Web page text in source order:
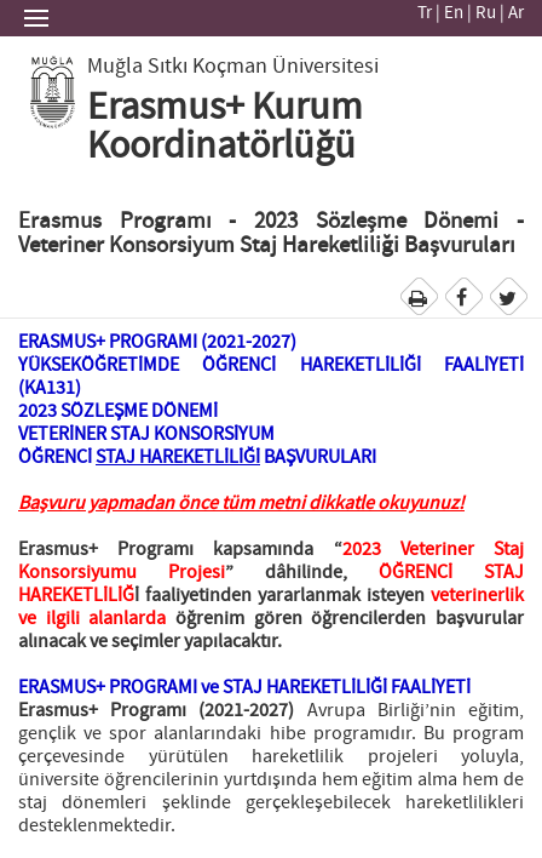
Tr| En Ru Ar
Muğla Sıtkı Koçman Üniversitesi
Erasmus+ Kurum
Koordinatörlüğü
Erasmus Programı - 2023 Sözleşme Dönemi -
Veteriner Konsorsiyum Staj Hareketliliği Başvuruları
ERASMUS+ PROGRAMI (2021-2027)
YÜKSEKÖĞRETİMDE ÖĞRENCİ HAREKETLİLİĞİ FAALİYETİ
(KA131)
2023 SÖZLEŞME DÖNEMİ
VETERİNER STAJ KONSORSİYUM
ÖĞRENCİSTAJ HAREKETLİLİĞİBAŞVURULARI
Başvuru yapmadan önce tüm metni dikkatle okuyunuz!
Erasmus+ Programı kapsamında “2023 Veteriner Staj
Konsorsiyumu Projesi” dâhilinde, ÖĞRENCİ STAJ
HAREKETLİLİĞİ faaliyetinden yararlanmak isteyen veterinerlik
ve ilgili alanlarda öğrenim gören öğrencilerden başvurular
alınacak ve seçimler yapılacaktır.
ERASMUS+ PROGRAMI ve STAJ HAREKETLİLİĞİ FAALİYETİ
Erasmus+ Programı (2021-2027) Avrupa Birliği’nin eğitim,
gençlik ve spor alanlarındaki hibe programıdır. Bu program
çerçevesinde yürütülen hareketlilik projeleri yoluyla,
üniversite öğrencilerinin yurtdışında hem eğitim alma hem de
staj dönemleri şeklinde gerçekleşebilecek hareketlilikleri
desteklenmektedir.